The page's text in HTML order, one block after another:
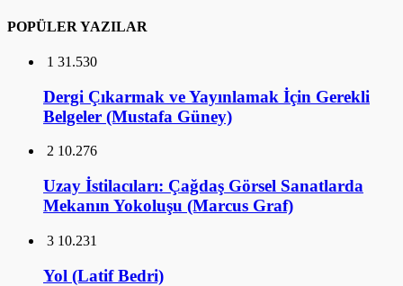
POPÜLER YAZILAR
1 31.530
Dergi Çıkarmak ve Yayınlamak İçin Gerekli
Belgeler (Mustafa Güney)
2 10.276
Uzay İstilacıları: Çağdaş Görsel Sanatlarda
Mekanın Yokoluşu (Marcus Graf)
3 10.231
Yol (Latif Bedri)